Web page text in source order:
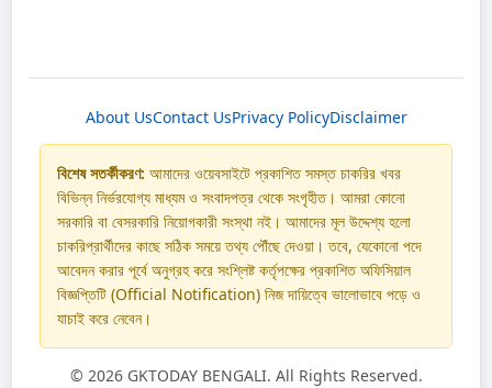
About UsContact UsPrivacy PolicyDisclaimer
বিশেষ সতর্কীকরণ: আমাদের ওয়েবসাইটে প্রকাশিত সমস্ত চাকরির খবর
বিভিন্ন নির্ভরযোগ্য মাধ্যম ও সংবাদপত্র থেকে সংগৃহীত। আমরা কোনো
সরকারি বা বেসরকারি নিয়োগকারী সংস্থা নই। আমাদের মূল উদ্দেশ্য হলো
চাকরিপ্রার্থীদের কাছে সঠিক সময়ে তথ্য পৌঁছে দেওয়া। তবে, যেকোনো পদে
আবেদন করার পূর্বে অনুগ্রহ করে সংশ্লিষ্ট কর্তৃপক্ষের প্রকাশিত অফিসিয়াল
বিজ্ঞপ্তিটি (Official Notification) নিজ দায়িত্বে ভালোভাবে পড়ে ও
যাচাই করে নেবেন।
© 2026 GKTODAY BENGALI. All Rights Reserved.